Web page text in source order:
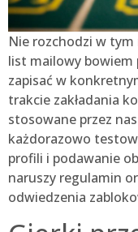
Nie rozchodzi w
list mailowy bowiem
zapisać w
trakcie zakładania
stosowane przez
każdorazowo
profili i podawanie
naruszy regulamin
odwiedzenia